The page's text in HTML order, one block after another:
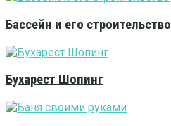
Бассейн и его строительство
Бухарест Шопинг